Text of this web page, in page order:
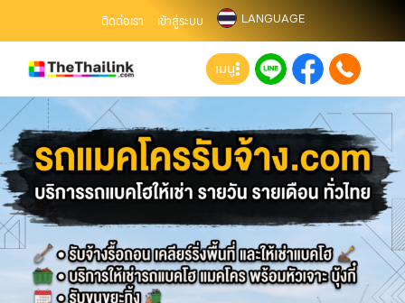
ติดต่อเรา เข้าสู่ระบบ LANGUAGE
เมนู